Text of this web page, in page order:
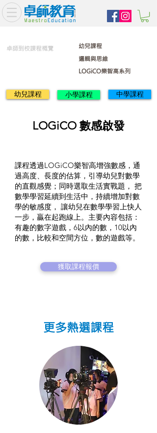
卓師到校課程概覽
邏輯與思維
LOGiCO樂智高系列
幼兒課程
幼兒課程 小學課程 中學課程
課程透過LOGiCO樂智高增強數感，通
過高度、長度的估算，引導幼兒對數學
的直觀感覺；同時選取生活實戰題， 把
數學學習延續到生活中，持續增加對數
學的敏感度， 讓幼兒在數學學習上快人
一步，贏在起跑線上。主要內容包括：
有趣的數字遊戲，6以內的數，10以內
的數，比較和空間方位，數的遊戲等。
獲取課程報價
LOGiCO 數感啟發
更多熱選課程